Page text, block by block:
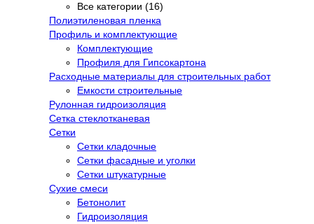
Все категории (16)
Полиэтиленовая пленка
Профиль и комплектующие
Комплектующие
Профиля для Гипсокартона
Расходные материалы для строительных работ
Емкости строительные
Рулонная гидроизоляция
Сетка стеклотканевая
Сетки
Сетки кладочные
Сетки фасадные и уголки
Сетки штукатурные
Сухие смеси
Бетонолит
Гидроизоляция